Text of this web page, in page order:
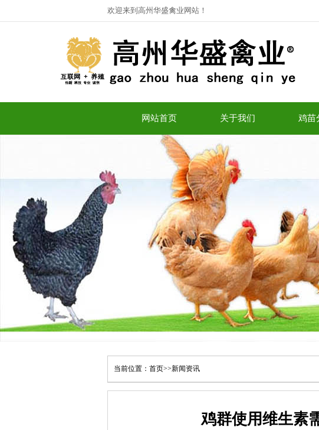
欢迎来到高州华盛禽业网站！
网站首页 关于我们 鸡苗
当前位置： 首页>>新闻资讯
鸡群使用维生素